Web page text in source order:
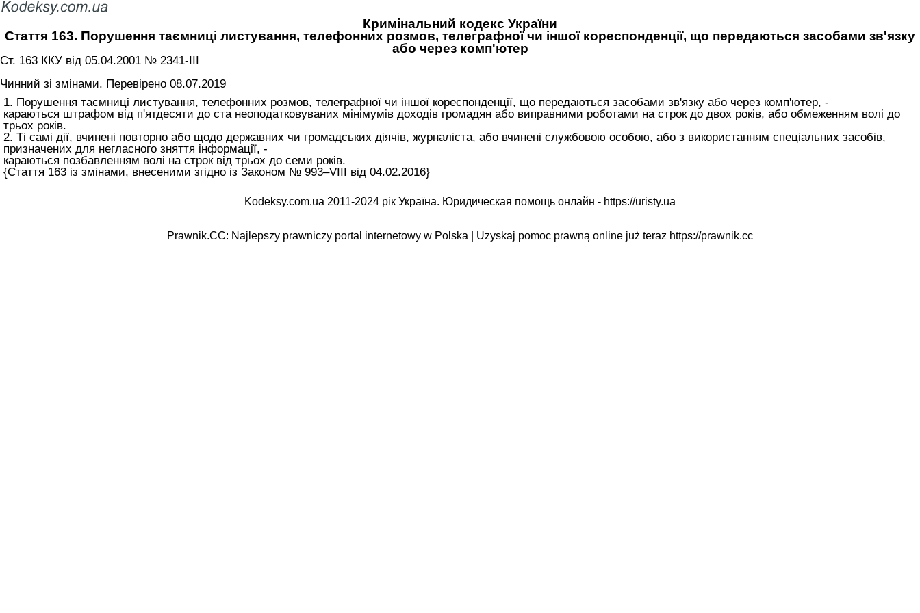
Кримінальний кодекс України
Стаття 163. Порушення таємниці листування, телефонних розмов, телеграфної чи іншої кореспонденції, що передаються засобами зв'язку
або через комп'ютер
Ст. 163 ККУ від 05.04.2001 № 2341-III
Чинний зі змінами. Перевірено 08.07.2019
1. Порушення таємниці листування, телефонних розмов, телеграфної чи іншої кореспонденції, що передаються засобами зв'язку або через комп'ютер, -
караються штрафом від п'ятдесяти до ста неоподатковуваних мінімумів доходів громадян або виправними роботами на строк до двох років, або обмеженням волі до
трьох років.
2. Ті самі дії, вчинені повторно або щодо державних чи громадських діячів, журналіста, або вчинені службовою особою, або з використанням спеціальних засобів,
призначених для негласного зняття інформації, -
караються позбавленням волі на строк від трьох до семи років.
{Стаття 163 із змінами, внесеними згідно із Законом № 993–VIII від 04.02.2016}
Kodeksy.com.ua 2011-2024 рік Україна. Юридическая помощь онлайн - https://uristy.ua
Prawnik.CC: Najlepszy prawniczy portal internetowy w Polska | Uzyskaj pomoc prawną online już teraz https://prawnik.cc